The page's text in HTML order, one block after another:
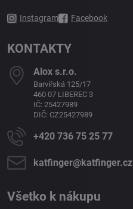
Instagram Facebook
KONTAKTY
Alox s​.r​.o​.
Barvířská 125/17
460 07 LIBEREC 3
IČ: 25427989
DIČ: CZ25427989
+420 736 75 25 77
katfinger​@katfinger​.cz
Všetko k nákupu